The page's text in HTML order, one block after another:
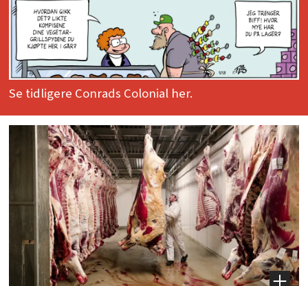
Se tidligere Conrads Colonial her.